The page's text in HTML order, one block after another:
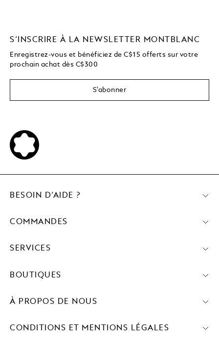
S’INSCRIRE À LA NEWSLETTER MONTBLANC
Enregistrez-vous et bénéficiez de C$15 offerts sur votre
prochain achat dès C$300
S'abonner
BESOIN D’AIDE ?
COMMANDES
SERVICES
BOUTIQUES
À PROPOS DE NOUS
CONDITIONS ET MENTIONS LÉGALES